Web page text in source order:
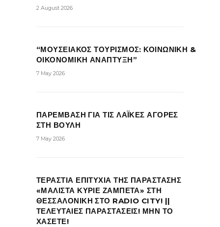
2 August 2026
“ΜΟΥΣΕΙΑΚΟΣ ΤΟΥΡΙΣΜΟΣ: ΚΟΙΝΩΝΙΚΗ &
ΟΙΚΟΝΟΜΙΚΗ ΑΝΑΠΤΥΞΗ”
7 May 2026
ΠΑΡΕΜΒΑΣΗ ΓΙΑ ΤΙΣ ΛΑΪΚΕΣ ΑΓΟΡΕΣ
ΣΤΗ ΒΟΥΛΗ
7 May 2026
ΤΕΡΑΣΤΙΑ ΕΠΙΤΥΧΙΑ ΤΗΣ ΠΑΡΑΣΤΑΣΗΣ
«ΜΑΛΙΣΤΑ ΚΥΡΙΕ ΖΑΜΠΕΤΑ» ΣΤΗ
ΘΕΣΣΑΛΟΝΙΚΗ ΣΤΟ RADIO CITY! ||
ΤΕΛΕΥΤΑΙΕΣ ΠΑΡΑΣΤΑΣΕΙΣ! ΜΗΝ ΤΟ
ΧΑΣΕΤΕ!